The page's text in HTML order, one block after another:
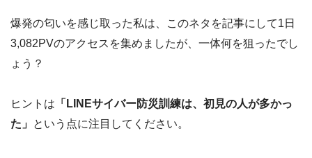
爆発の匂いを感じ取った私は、このネタを記事にして1日
3,082PVのアクセスを集めましたが、一体何を狙ったでし
ょう？
ヒントは 「LINEサイバー防災訓練は、初見の人が多かっ
た」 という点に注目してください。